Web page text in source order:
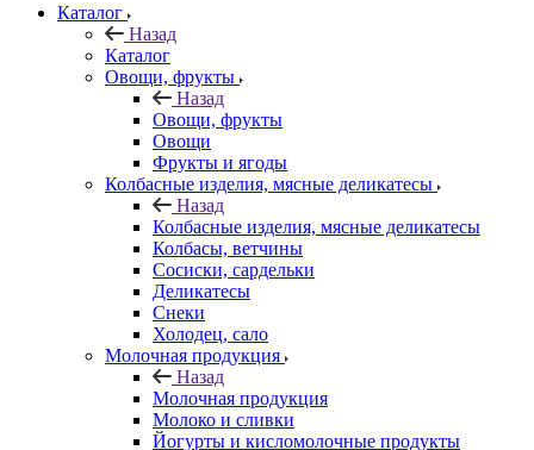
Каталог
Назад
Каталог
Овощи, фрукты
Назад
Овощи, фрукты
Овощи
Фрукты и ягоды
Колбасные изделия, мясные деликатесы
Назад
Колбасные изделия, мясные деликатесы
Колбасы, ветчины
Сосиски, сардельки
Деликатесы
Снеки
Холодец, сало
Молочная продукция
Назад
Молочная продукция
Молоко и сливки
Йогурты и кисломолочные продукты